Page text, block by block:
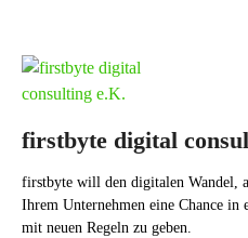
firstbyte digital
firstbyte will den digitalen Wandel,
Ihrem Unternehmen eine Chance
mit neuen Regeln zu geben.